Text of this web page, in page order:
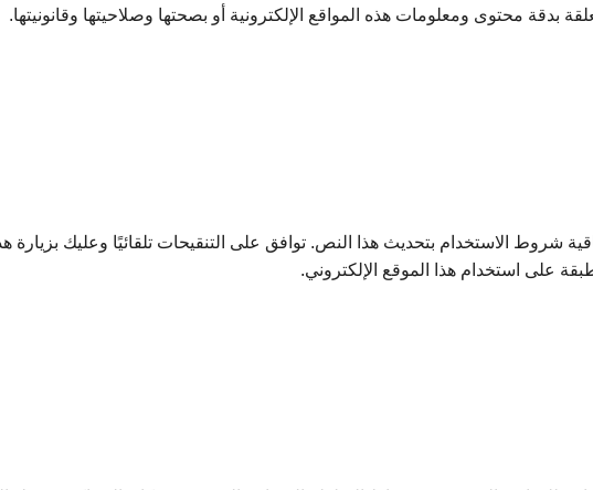
بدقة محتوى ومعلومات هذه المواقع الإلكترونية أو بصحتها وصلاحيتها وقانونيتها.
شروط الاستخدام بتحديث هذا النص. توافق على التنقيحات تلقائيًا وعليك بزيارة
على استخدام هذا الموقع الإلكتروني.